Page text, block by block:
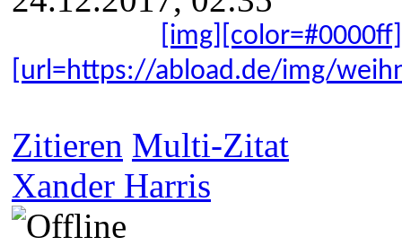
[img]
[url=https://abload.de/img/
Zitieren Multi-Zitat
Xander Harris